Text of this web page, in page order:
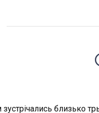
близько